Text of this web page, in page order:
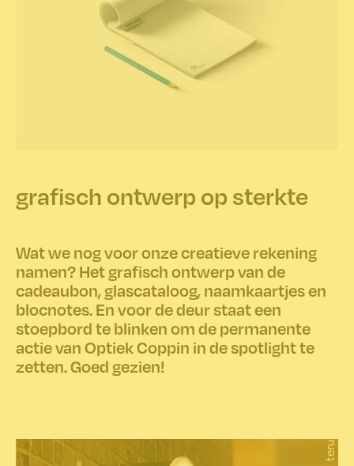
grafisch ontwerp op sterkte
Wat we nog voor onze creatieve rekening
namen? Het grafisch ontwerp van de
cadeaubon, glascataloog, naamkaartjes en
blocnotes. En voor de deur staat een
stoepbord te blinken om de permanente
actie van Optiek Coppin in de spotlight te
zetten. Goed gezien!
terug naar boven